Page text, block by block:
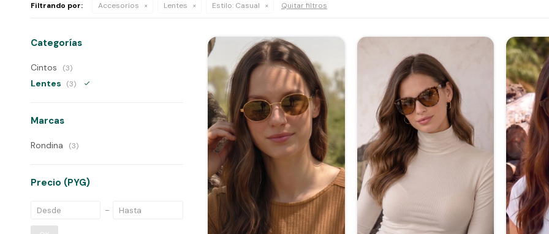
Filtrando por: Accesorios Lentes Estilo: Casual Quitar filtros
Categorías
Cintos (3)
Lentes (3)
Marcas
Rondina (3)
Precio (PYG)